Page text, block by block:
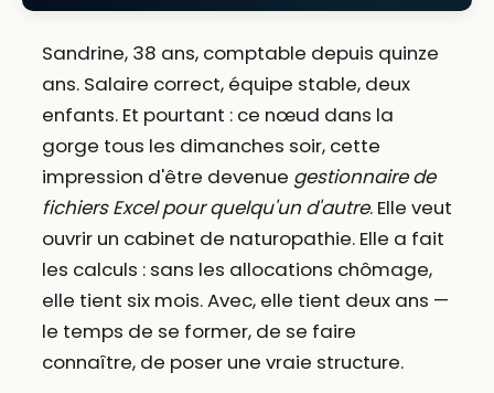
Sandrine, 38 ans, comptable depuis quinze
ans. Salaire correct, équipe stable, deux
enfants. Et pourtant : ce nœud dans la
gorge tous les dimanches soir, cette
impression d'être devenue gestionnaire de
fichiers Excel pour quelqu'un d'autre. Elle veut
ouvrir un cabinet de naturopathie. Elle a fait
les calculs : sans les allocations chômage,
elle tient six mois. Avec, elle tient deux ans —
le temps de se former, de se faire
connaître, de poser une vraie structure.